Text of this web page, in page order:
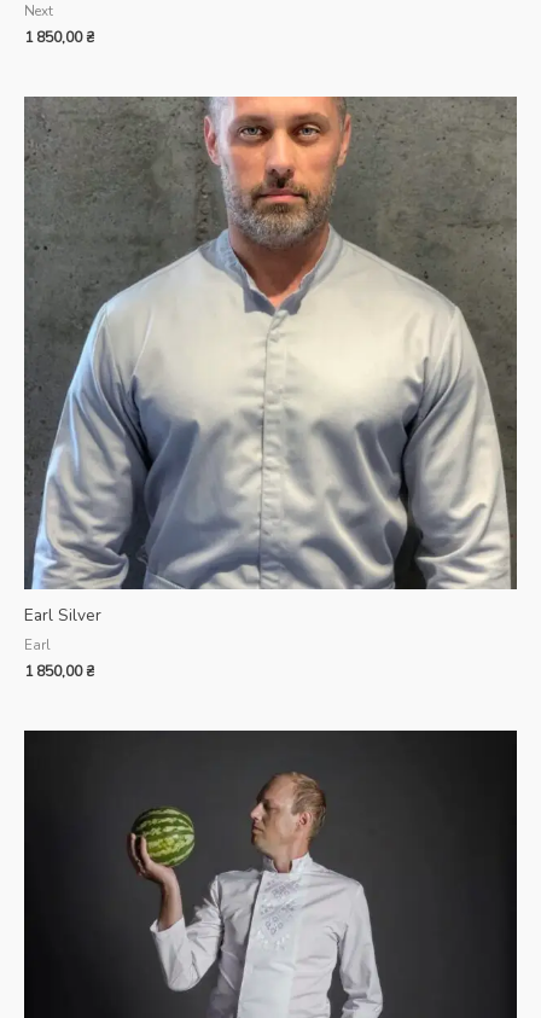
Next
1 850,00₴
Earl Silver
Earl
1 850,00₴